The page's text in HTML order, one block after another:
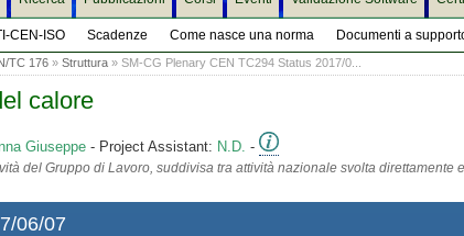
CEN-ISO Scadenze Come nasce una norma Documenti a
TC 176» Struttura» SM-CG Plenary CEN TC294 Status 2017/0...
calore
Giuseppe- Project Assistant: N.D. -
del Gruppo di Lavoro, suddivisa tra attività nazionale svolta direttamente
06/07